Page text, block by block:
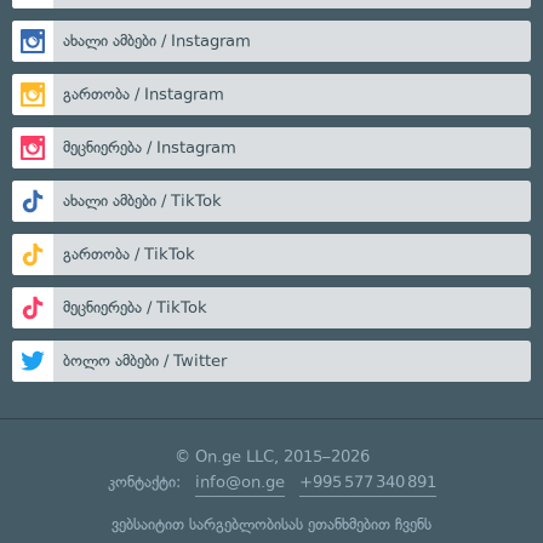
ახალი ამბები / Instagram
გართობა / Instagram
მეცნიერება / Instagram
ახალი ამბები / TikTok
გართობა / TikTok
მეცნიერება / TikTok
ბოლო ამბები / Twitter
© On.ge LLC, 2015–2026
კონტაქტი: info@on.ge +995 577 340 891
ვებსაიტით სარგებლობისას ეთანხმებით ჩვენს